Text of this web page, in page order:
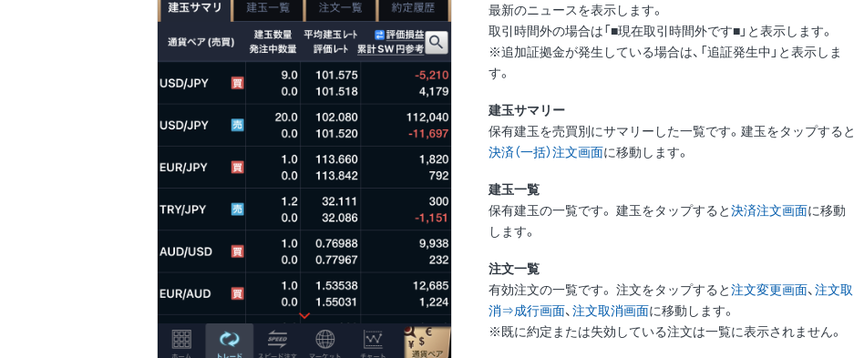
最新のニュースを表示します。
取引時間外の場合は「■現在取引時間外です■」と表示します。
※追加証拠金が発生している場合は、「追証発生中」と表示しま
す。
建玉サマリー
保有建玉を売買別にサマリーした一覧です。建玉をタップすると
決済（一括）注文画面に移動します。
建玉一覧
保有建玉の一覧です。 建玉をタップすると決済注文画面に移動
します。
注文一覧
有効注文の一覧です。 注文をタップすると注文変更画面、 注文取
消⇒成行画面、 注文取消画面に移動します。
※既に約定または失効している注文は一覧に表示されません。